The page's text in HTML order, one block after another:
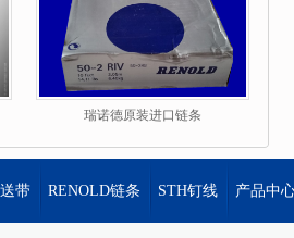
瑞诺德原装进口链条
带 RENOLD链条 STH钉线 产品中